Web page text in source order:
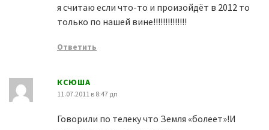
я считаю если что-то и произойдёт в 2012 то
только по нашей вине!!!!!!!!!!!!!!
Ответить
КСЮША
11.07.2011 в 8:47 дп
Говорили по телеку что Земля «болеет»!И